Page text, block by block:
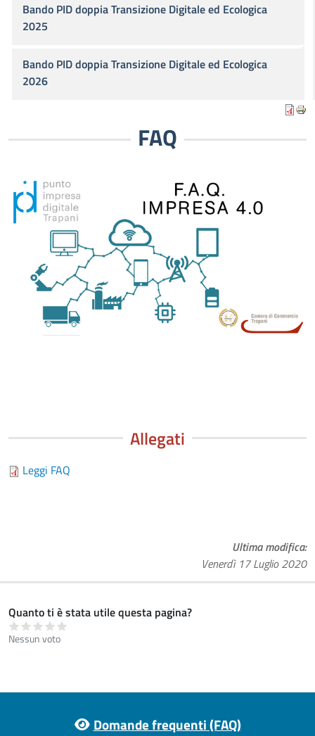
FAQ
Allegati
Leggi FAQ
Ultima modifica
Venerdì 17 Luglio 2020
Quanto ti è stata utile questa pagina?
Nessun voto
Bando PID doppia Transizione Digitale ed Ecologica
2025
Bando PID doppia Transizione Digitale ed Ecologica
2026
Domande frequenti (FAQ)